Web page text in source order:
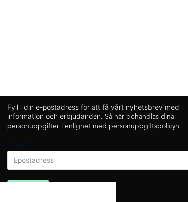
Fyll i din e-postadress för att få vårt nyhetsbrev med
information och erbjudanden. Så här behandlas dina
personuppgifter i enlighet med personuppgiftspolicyn.
E-post